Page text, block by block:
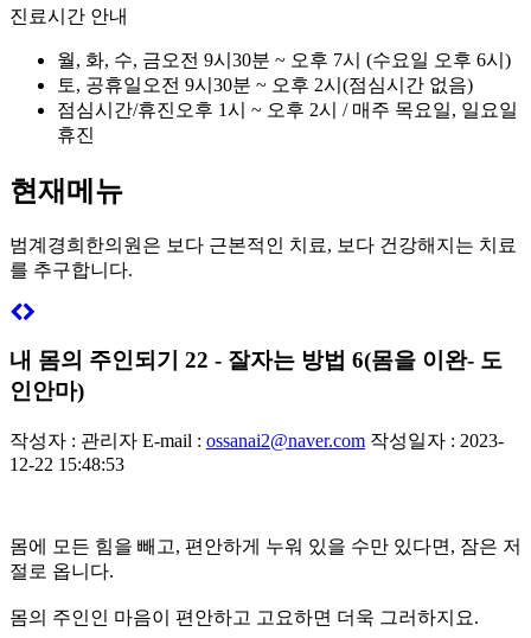
진료시간 안내
월, 화, 수, 금오전 9시30분 ~ 오후 7시 (수요일 오후 6시)
토, 공휴일 오전 9시30분 ~ 오후 2시(점심시간 없음)
점심시간/휴진 오후 1시 ~ 오후 2시 / 매주 목요일, 일요일
휴진
현재메뉴
범계경희한의원은 보다 근본적인 치료, 보다 건강해지는 치료
를 추구합니다.
내 몸의 주인되기 22 - 잘자는 방법 6(몸을 이완- 도
인안마)
작성자 : 관리자 E-mail : ossanai2@naver.com 작성일자 : 2023-
12-22 15:48:53
몸에 모든 힘을 빼고, 편안하게 누워 있을 수만 있다면, 잠은 저
절로 옵니다.
몸의 주인인 마음이 편안하고 고요하면 더욱 그러하지요.